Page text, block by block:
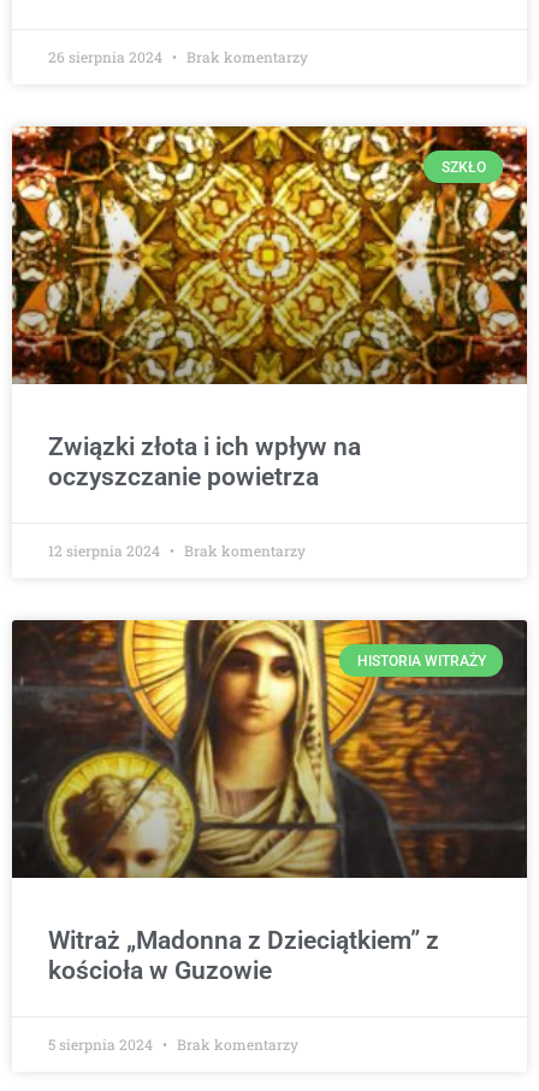
26 sierpnia 2024 Brak komentarzy
SZKŁO
Związki złota i ich wpływ na
oczyszczanie powietrza
12 sierpnia 2024 Brak komentarzy
HISTORIA WITRAŻY
Witraż „Madonna z Dzieciątkiem” z
kościoła w Guzowie
5 sierpnia 2024 Brak komentarzy